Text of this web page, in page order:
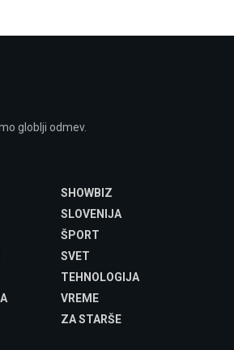
globlji odmev.
SHOWBIZ
SLOVENIJA
ŠPORT
SVET
TEHNOLOGIJA
VREME
ZA STARŠE